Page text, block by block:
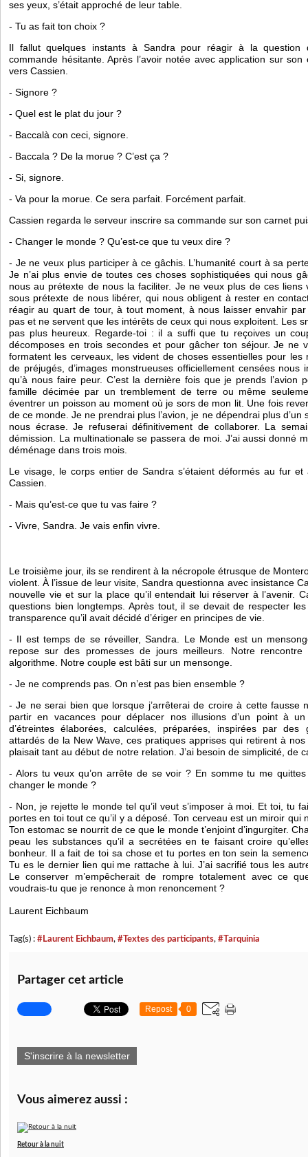
ses yeux, s’était approché de leur table.
- Tu as fait ton choix ?
Il fallut quelques instants à Sandra pour réagir à la question
commande hésitante. Après l’avoir notée avec application sur
vers Cassien.
- Signore ?
- Quel est le plat du jour ?
- Baccalà con ceci, signore.
- Baccala ? De la morue ? C’est ça ?
- Si, signore.
- Va pour la morue. Ce sera parfait. Forcément parfait.
Cassien regarda le serveur inscrire sa commande sur son carnet
- Changer le monde ? Qu’est-ce que tu veux dire ?
- Je ne veux plus participer à ce gâchis. L’humanité court à sa
Je n’ai plus envie de toutes ces choses sophistiquées qui nous
nous au prétexte de nous la faciliter. Je ne veux plus de ces liens
sous prétexte de nous libérer, qui nous obligent à rester en
réagir au quart de tour, à tout moment, à nous laisser envahir par
pas et ne servent que les intérêts de ceux qui nous exploitent. Les
pas plus heureux. Regarde-toi : il a suffi que tu reçoives un
décomposes en trois secondes et pour gâcher ton séjour. Je ne
formatent les cerveaux, les vident de choses essentielles pour les
de préjugés, d’images monstrueuses officiellement censées nous
qu’à nous faire peur. C’est la dernière fois que je prends l’avion
famille décimée par un tremblement de terre ou même
éventrer un poisson au moment où je sors de mon lit. Une fois
de ce monde. Je ne prendrai plus l’avion, je ne dépendrai plus
nous écrase. Je refuserai définitivement de collaborer. La
démission. La multinationale se passera de moi. J’ai aussi donné
déménage dans trois mois.
Le visage, le corps entier de Sandra s’étaient déformés au fur
Cassien.
- Mais qu’est-ce que tu vas faire ?
- Vivre, Sandra. Je vais enfin vivre.
Le troisième jour, ils se rendirent à la nécropole étrusque de
violent. À l’issue de leur visite, Sandra questionna avec insistance
nouvelle vie et sur la place qu’il entendait lui réserver à l’avenir.
questions bien longtemps. Après tout, il se devait de respecter
transparence qu’il avait décidé d’ériger en principes de vie.
- Il est temps de se réveiller, Sandra. Le Monde est un
repose sur des promesses de jours meilleurs. Notre
algorithme. Notre couple est bâti sur un mensonge.
- Je ne comprends pas. On n’est pas bien ensemble ?
- Je ne serai bien que lorsque j’arrêterai de croire à cette fausse
partir en vacances pour déplacer nos illusions d’un point à
d’étreintes élaborées, calculées, préparées, inspirées par
attardés de la New Wave, ces pratiques apprises qui retirent à
plaisait tant au début de notre relation. J’ai besoin de simplicité, de
- Alors tu veux qu’on arrête de se voir ? En somme tu me
changer le monde ?
- Non, je rejette le monde tel qu’il veut s’imposer à moi. Et toi, tu
portes en toi tout ce qu’il y a déposé. Ton cerveau est un miroir qui
Ton estomac se nourrit de ce que le monde t’enjoint d’ingurgiter.
peau les substances qu’il a secrétées en te faisant croire
bonheur. Il a fait de toi sa chose et tu portes en ton sein la
Tu es le dernier lien qui me rattache à lui. J’ai sacrifié tous les
Le conserver m’empêcherait de rompre totalement avec ce
voudrais-tu que je renonce à mon renoncement ?
Laurent Eichbaum
Tag(s) : #Laurent Eichbaum, #Textes des participants, #Tarquinia
Partager cet article
Repost 0
S'inscrire à la newsletter
Vous aimerez aussi :
Retour à la nuit